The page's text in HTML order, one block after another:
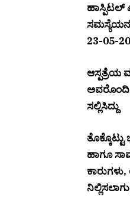
ಹಾಸ್ಪಿಟಲ್
23-05-
ಆಸ್ಪತ್ರೆಯ
ಸಲ್ಲಿಸಿದ್ದು
ಹಾಗೂ